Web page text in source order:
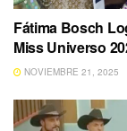
Fátima Bosch
Miss Universo
NOVIEMBRE 21, 2025